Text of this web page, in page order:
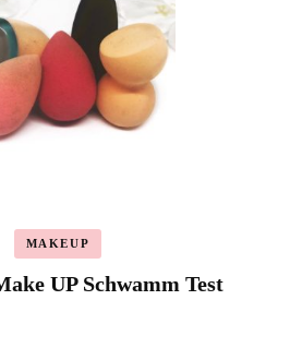
MAKEUP
UP Schwamm Test